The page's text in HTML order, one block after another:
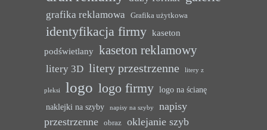
grafika reklamowa Grafika użytkowa
identyfikacja firmy kaseton
podświetlany kaseton reklamowy
litery 3D litery przestrzenne litery z
pleksi logo logo firmy logo na ścianę
naklejki na szyby
napisy na szyby
napisy
przestrzenne
obraz oklejanie szyb